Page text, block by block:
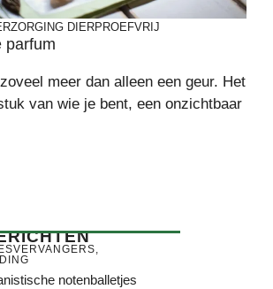
DIERPROEFVRIJ
parfum
meer dan alleen een geur. Het
van wie je bent, een onzichtbaar
,
notenballetjes